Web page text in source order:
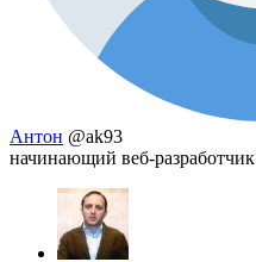
Антон @ak93
начинающий веб-разработчик